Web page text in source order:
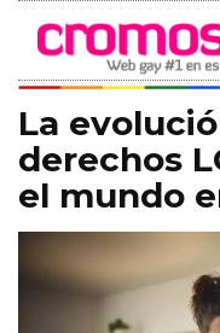
La
derechos
el mundo